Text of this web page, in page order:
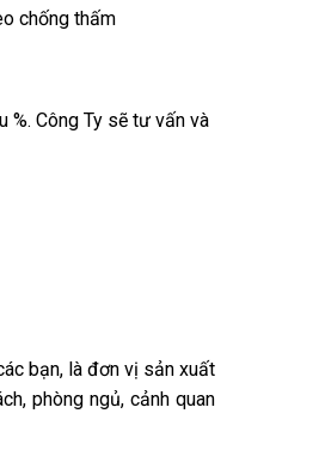
chống thấm
Công Ty sẽ tư vấn và
bạn, là đơn vị sản xuất
phòng ngủ, cảnh quan